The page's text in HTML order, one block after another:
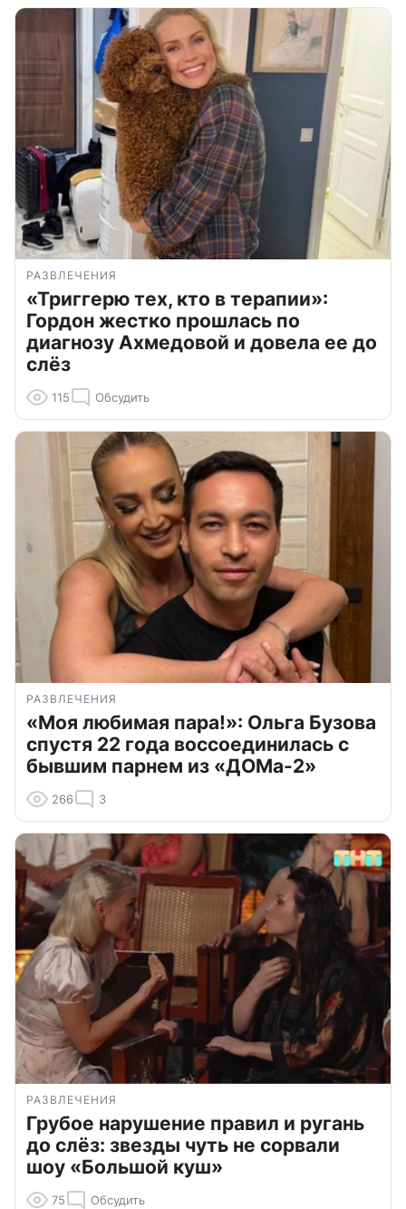
РАЗВЛЕЧЕНИЯ
«Триггерю тех, кто в терапии»:
Гордон жестко прошлась по
диагнозу Ахмедовой и довела ее до
слёз
115 Обсудить
РАЗВЛЕЧЕНИЯ
«Моя любимая пара!»: Ольга Бузова
спустя 22 года воссоединилась с
бывшим парнем из «ДОМа-2»
266 3
РАЗВЛЕЧЕНИЯ
Грубое нарушение правил и ругань
до слёз: звезды чуть не сорвали
шоу «Большой куш»
75 Обсудить